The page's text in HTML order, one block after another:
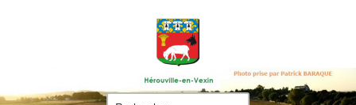
Rechercher :